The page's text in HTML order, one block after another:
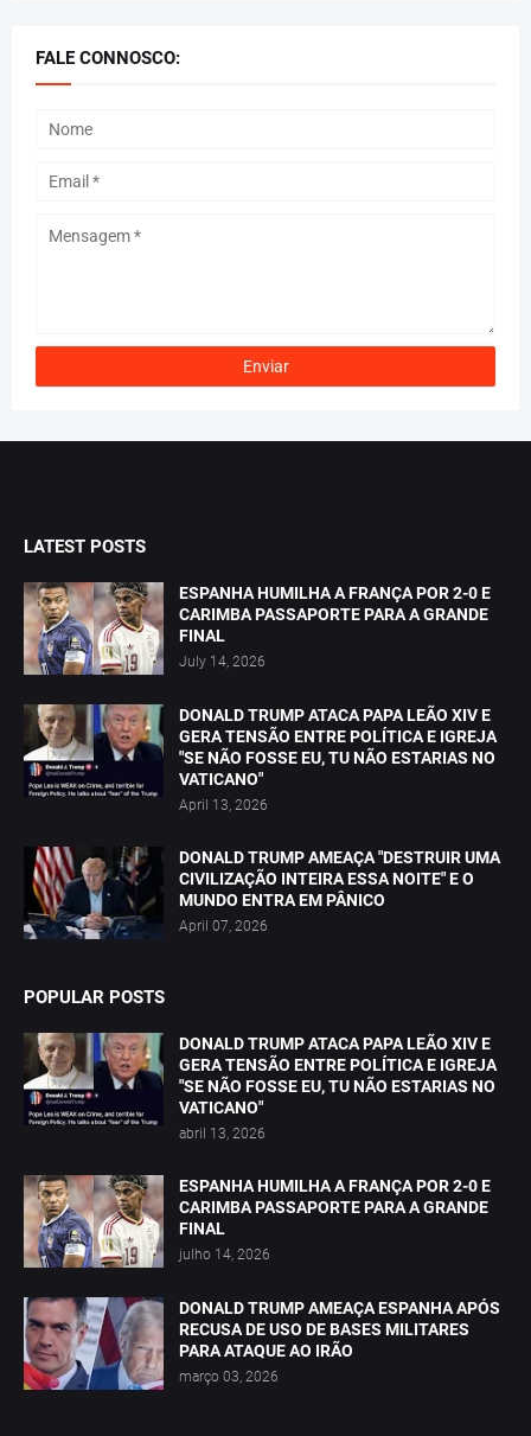
FALE CONNOSCO:
LATEST POSTS
ESPANHA HUMILHA A FRANÇA POR 2-0 E
CARIMBA PASSAPORTE PARA A GRANDE
FINAL
July 14, 2026
DONALD TRUMP ATACA PAPA LEÃO XIV E
GERA TENSÃO ENTRE POLÍTICA E IGREJA
"SE NÃO FOSSE EU, TU NÃO ESTARIAS NO
VATICANO"
April 13, 2026
DONALD TRUMP AMEAÇA "DESTRUIR UMA
CIVILIZAÇÃO INTEIRA ESSA NOITE" E O
MUNDO ENTRA EM PÂNICO
April 07, 2026
POPULAR POSTS
DONALD TRUMP ATACA PAPA LEÃO XIV E
GERA TENSÃO ENTRE POLÍTICA E IGREJA
"SE NÃO FOSSE EU, TU NÃO ESTARIAS NO
VATICANO"
abril 13, 2026
ESPANHA HUMILHA A FRANÇA POR 2-0 E
CARIMBA PASSAPORTE PARA A GRANDE
FINAL
julho 14, 2026
DONALD TRUMP AMEAÇA ESPANHA APÓS
RECUSA DE USO DE BASES MILITARES
PARA ATAQUE AO IRÃO
março 03, 2026